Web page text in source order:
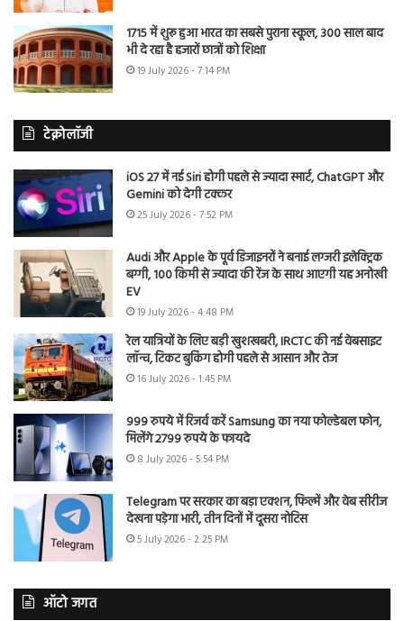
1715 में शुरू हुआ भारत का सबसे पुराना स्कूल, 300 साल बाद
भी दे रहा है हजारों छात्रों को शिक्षा
19 July 2026 - 7:14 PM
टेक्नोलॉजी
iOS 27 में नई Siri होगी पहले से ज्यादा स्मार्ट, ChatGPT और
Gemini को देगी टक्कर
25 July 2026 - 7:52 PM
Audi और Apple के पूर्व डिजाइनरों ने बनाई लग्जरी इलेक्ट्रिक
बग्गी, 100 किमी से ज्यादा की रेंज के साथ आएगी यह अनोखी
EV
19 July 2026 - 4:48 PM
रेल यात्रियों के लिए बड़ी खुशखबरी, IRCTC की नई वेबसाइट
लॉन्च, टिकट बुकिंग होगी पहले से आसान और तेज
16 July 2026 - 1:45 PM
999 रुपये में रिजर्व करें Samsung का नया फोल्डेबल फोन,
मिलेंगे 2799 रुपये के फायदे
8 July 2026 - 5:54 PM
Telegram पर सरकार का बड़ा एक्शन, फिल्में और वेब सीरीज
देखना पड़ेगा भारी, तीन दिनों में दूसरा नोटिस
5 July 2026 - 2:25 PM
ऑटो जगत